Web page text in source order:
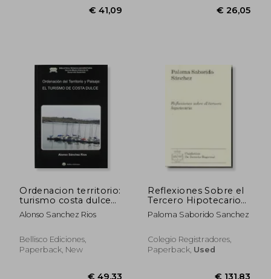
Ordenacion territorio:
turismo costa dulce
(in Spanish)
Alonso Sanchez Rios
Bellisco Ediciones,
Paperback, New
Reflexiones Sobre el
Tercero Hipotecario
(in Spanish)
Paloma Saborido Sanchez
Colegio Registradores,
Paperback, Used